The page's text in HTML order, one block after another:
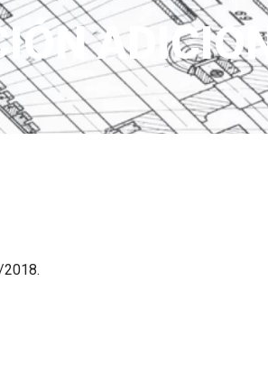
2018.